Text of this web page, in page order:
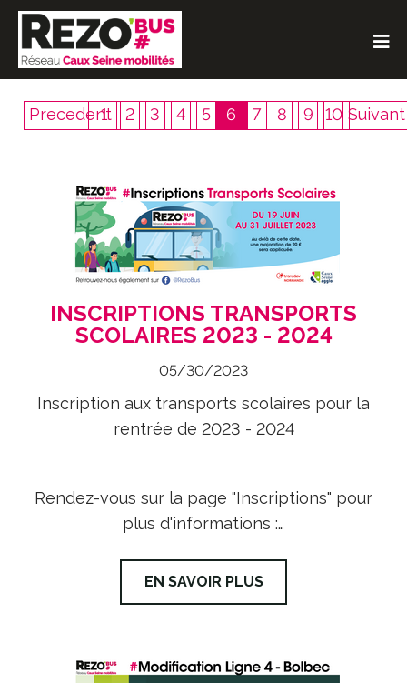
Aller
ContenuAller
Precedent
1 2 3 4 5 6 7 8 9 10 Suivant
INSCRIPTIONS TRANSPORTS
SCOLAIRES 2023 - 2024
05/30/2023
Inscription aux transports scolaires pour la
rentrée de 2023 - 2024
Rendez-vous sur la page "Inscriptions" pour
plus d'informations :…
EN SAVOIR PLUS